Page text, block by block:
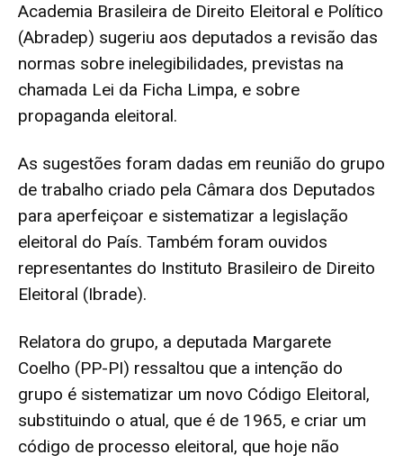
Academia Brasileira de Direito Eleitoral e Político
(Abradep) sugeriu aos deputados a revisão das
normas sobre inelegibilidades, previstas na
chamada Lei da Ficha Limpa, e sobre
propaganda eleitoral.
As sugestões foram dadas em reunião do grupo
de trabalho criado pela Câmara dos Deputados
para aperfeiçoar e sistematizar a legislação
eleitoral do País. Também foram ouvidos
representantes do Instituto Brasileiro de Direito
Eleitoral (Ibrade).
Relatora do grupo, a deputada Margarete
Coelho (PP-PI) ressaltou que a intenção do
grupo é sistematizar um novo Código Eleitoral,
substituindo o atual, que é de 1965, e criar um
código de processo eleitoral, que hoje não